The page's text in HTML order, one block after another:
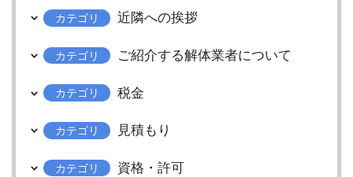
カテゴリ 近隣への挨拶
カテゴリ ご紹介する解体業者について
カテゴリ 税金
カテゴリ 見積もり
カテゴリ 資格・許可